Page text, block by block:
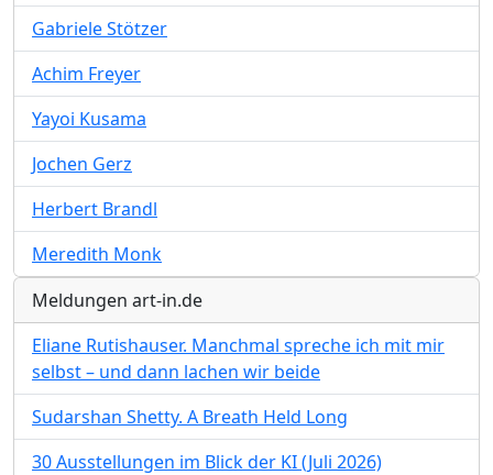
Gabriele Stötzer
Achim Freyer
Yayoi Kusama
Jochen Gerz
Herbert Brandl
Meredith Monk
Meldungen art-in.de
Eliane Rutishauser. Manchmal spreche ich mit mir
selbst – und dann lachen wir beide
Sudarshan Shetty. A Breath Held Long
30 Ausstellungen im Blick der KI (Juli 2026)